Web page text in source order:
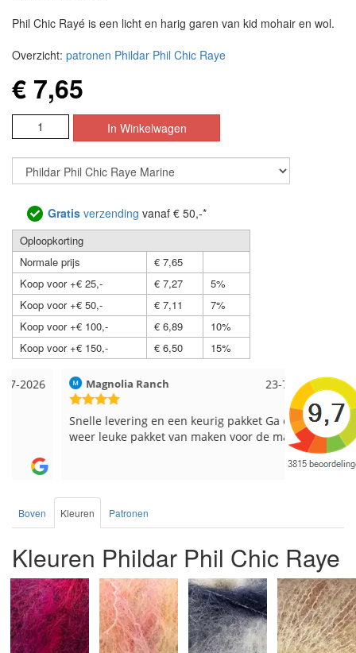
Phil Chic Rayé is een licht en harig garen van kid mohair en wol.
Overzicht: patronen Phildar Phil Chic Raye
€ 7,65
Gratis verzending vanaf € 50,-*
Oploopkorting
Normale prijs
€ 7,65
Koop voor +€ 25,-
€ 7,27
5%
Koop voor +€ 50,-
€ 7,11
7%
Koop voor +€ 100,-
€ 6,89
10%
Koop voor +€ 150,-
€ 6,50 15%
23-7-2026
Magnolia Ranch
Snelle levering en een keurig pakket Ga er
weer leuke pakket van maken voor de markt.
Hilde uit
Reeds
de service.
Boven Kleuren Patronen
Kleuren Phildar Phil Chic Raye